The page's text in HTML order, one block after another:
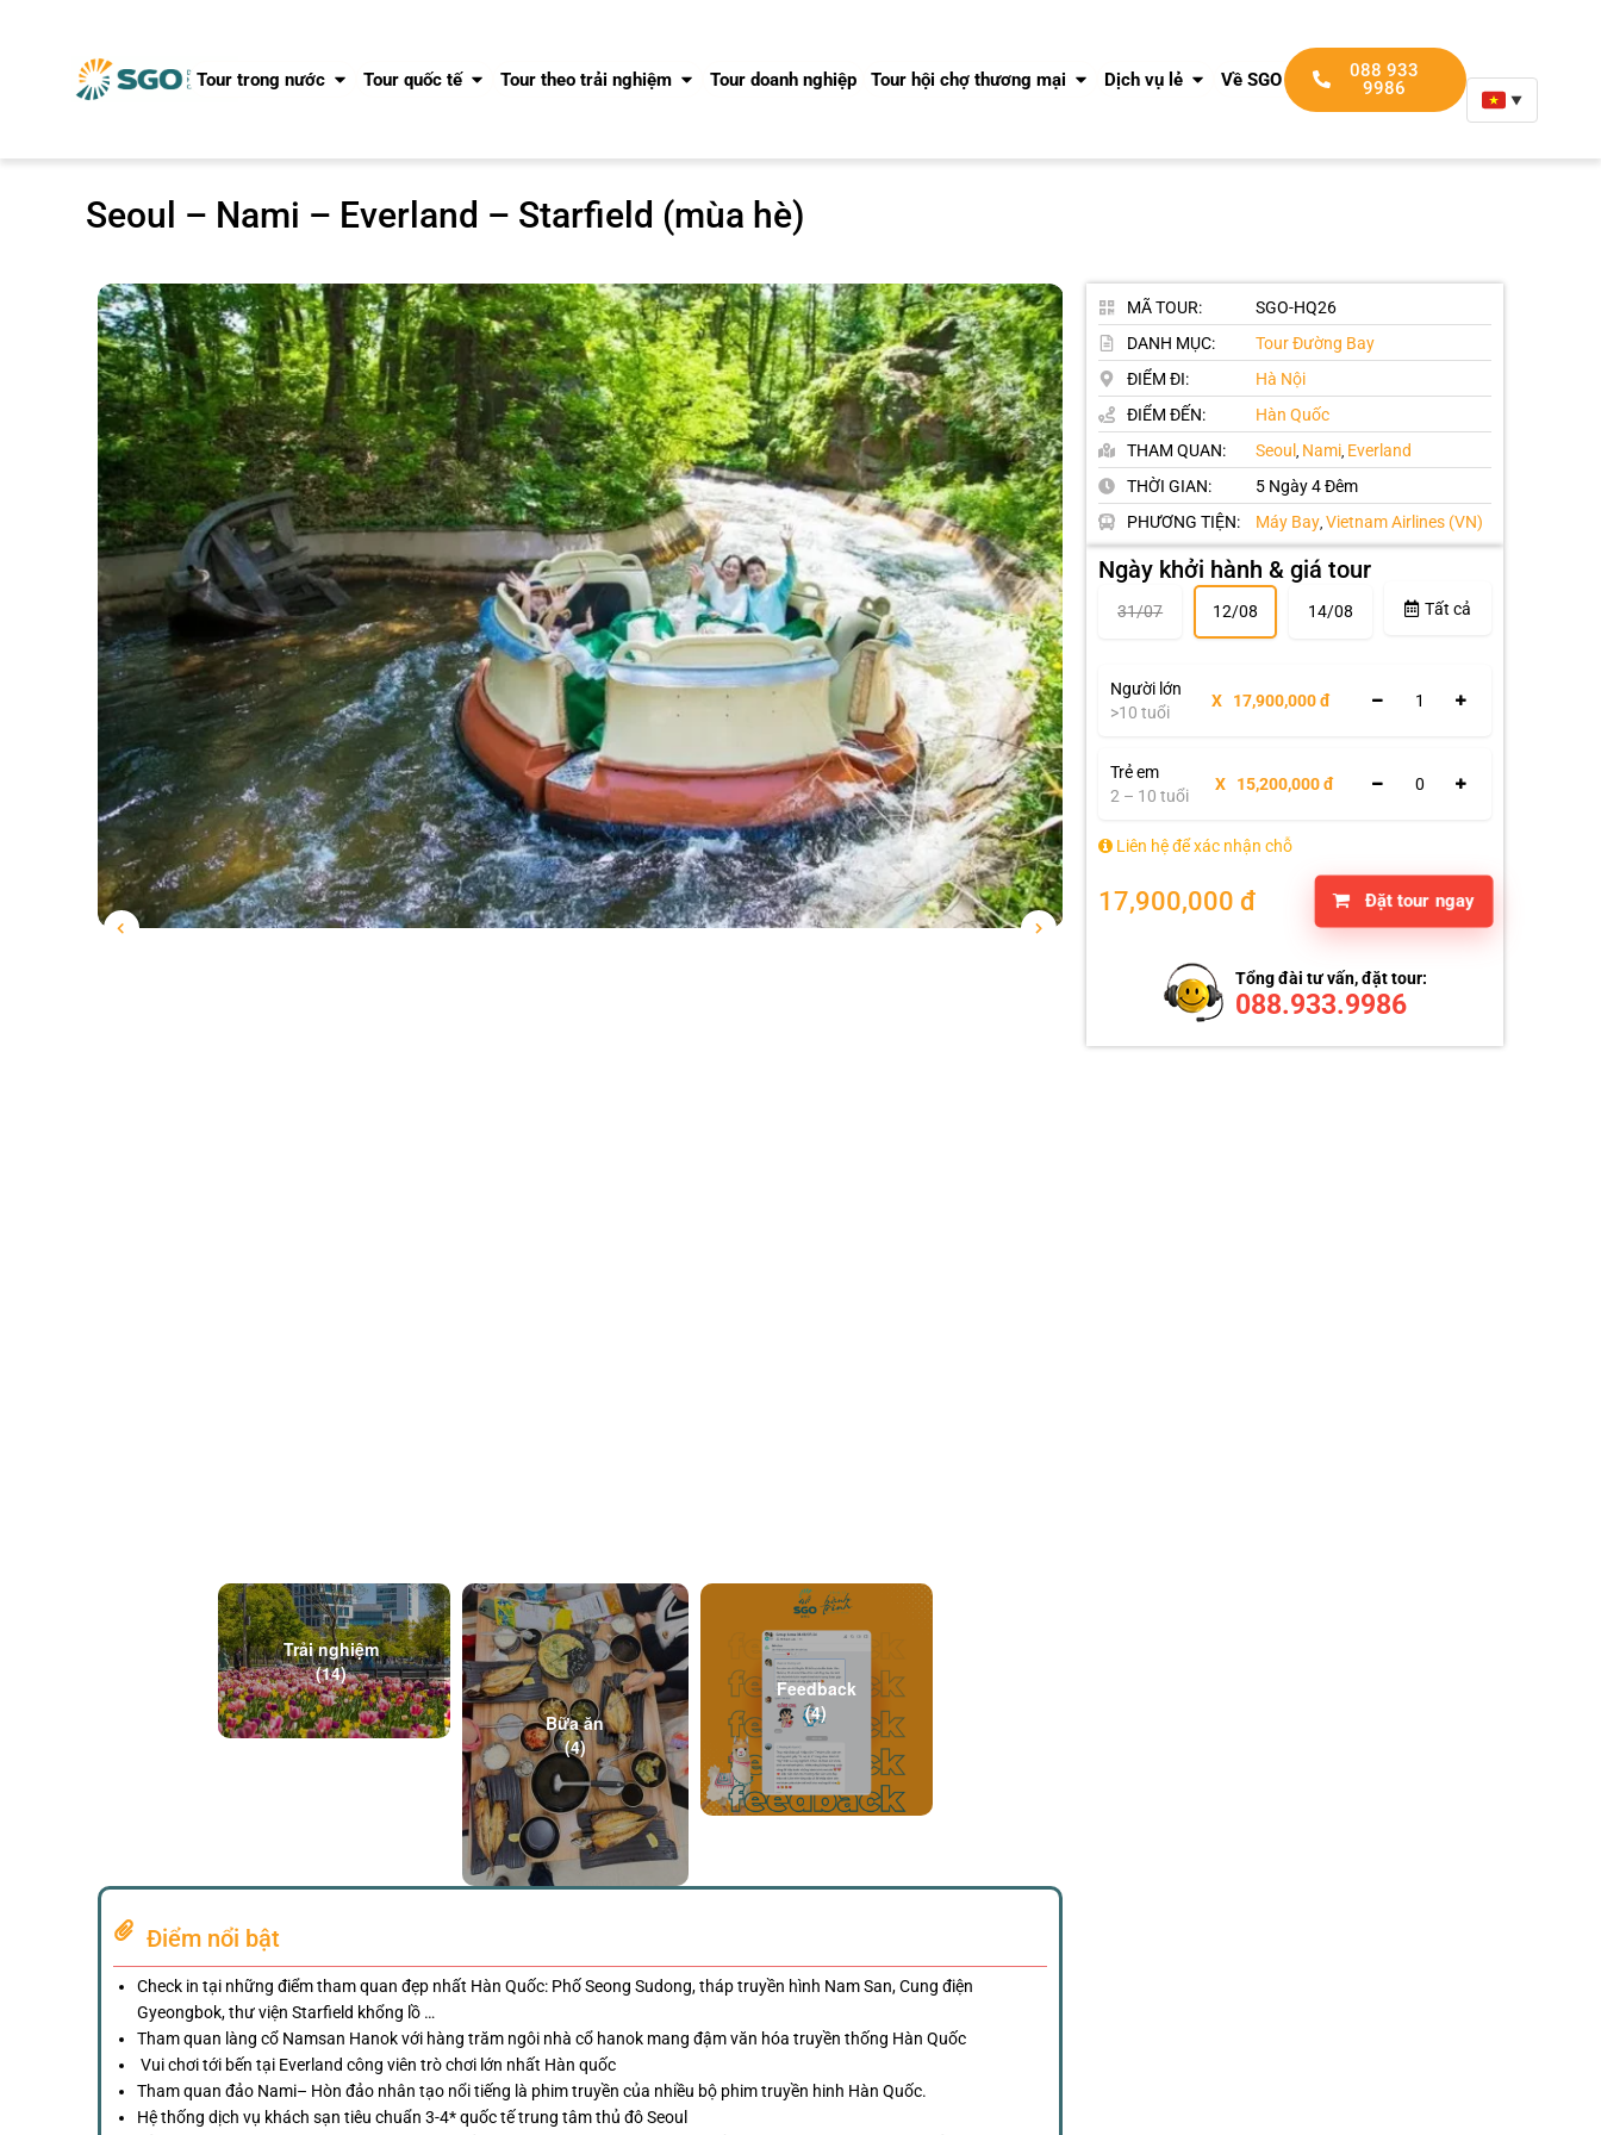
Tour trong nước Tour quốc tế Tour theo trải nghiệm Tour doanh nghiệp Tour hội chợ thương mại Dịch vụ lẻ Về SGO DMC
088 933
9986
▼
Seoul – Nami – Everland – Starfield (mùa hè)
Trải nghiệm
(14)
Bữa ăn
(4)
Feedback
(4)
Điểm nổi bật
Check in tại những điểm tham quan đẹp nhất Hàn Quốc: Phố Seong Sudong, tháp truyền hình Nam San, Cung điện
Gyeongbok, thư viện Starfield khổng lồ …
Tham quan làng cổ Namsan Hanok với hàng trăm ngôi nhà cổ hanok mang đậm văn hóa truyền thống Hàn Quốc
Vui chơi tới bến tại Everland công viên trò chơi lớn nhất Hàn quốc
Tham quan đảo Nami– Hòn đảo nhân tạo nổi tiếng là phim truyền của nhiều bộ phim truyền hinh Hàn Quốc.
Hệ thống dịch vụ khách sạn tiêu chuẩn 3-4* quốc tế trung tâm thủ đô Seoul
MÃ TOUR:
SGO-HQ26
DANH MỤC:
Tour Đường Bay
ĐIỂM ĐI:
Hà Nội
ĐIỂM ĐẾN:
Hàn Quốc
THAM QUAN:
Seoul , Nami, Everland
THỜI GIAN:
5 Ngày 4 Đêm
PHƯƠNG TIỆN:
Máy Bay,Vietnam Airlines (VN)
Ngày khởi hành & giá tour
31/07 12/08 14/08 Tất cả
Người lớn
>10 tuổi
X 17,900,000 đ
Trẻ em
2 – 10 tuổi
X 15,200,000 đ
Liên hệ để xác nhận chỗ
17,900,000 đ Đặt tour ngay
Tổng đài tư vấn, đặt tour:
088.933.9986